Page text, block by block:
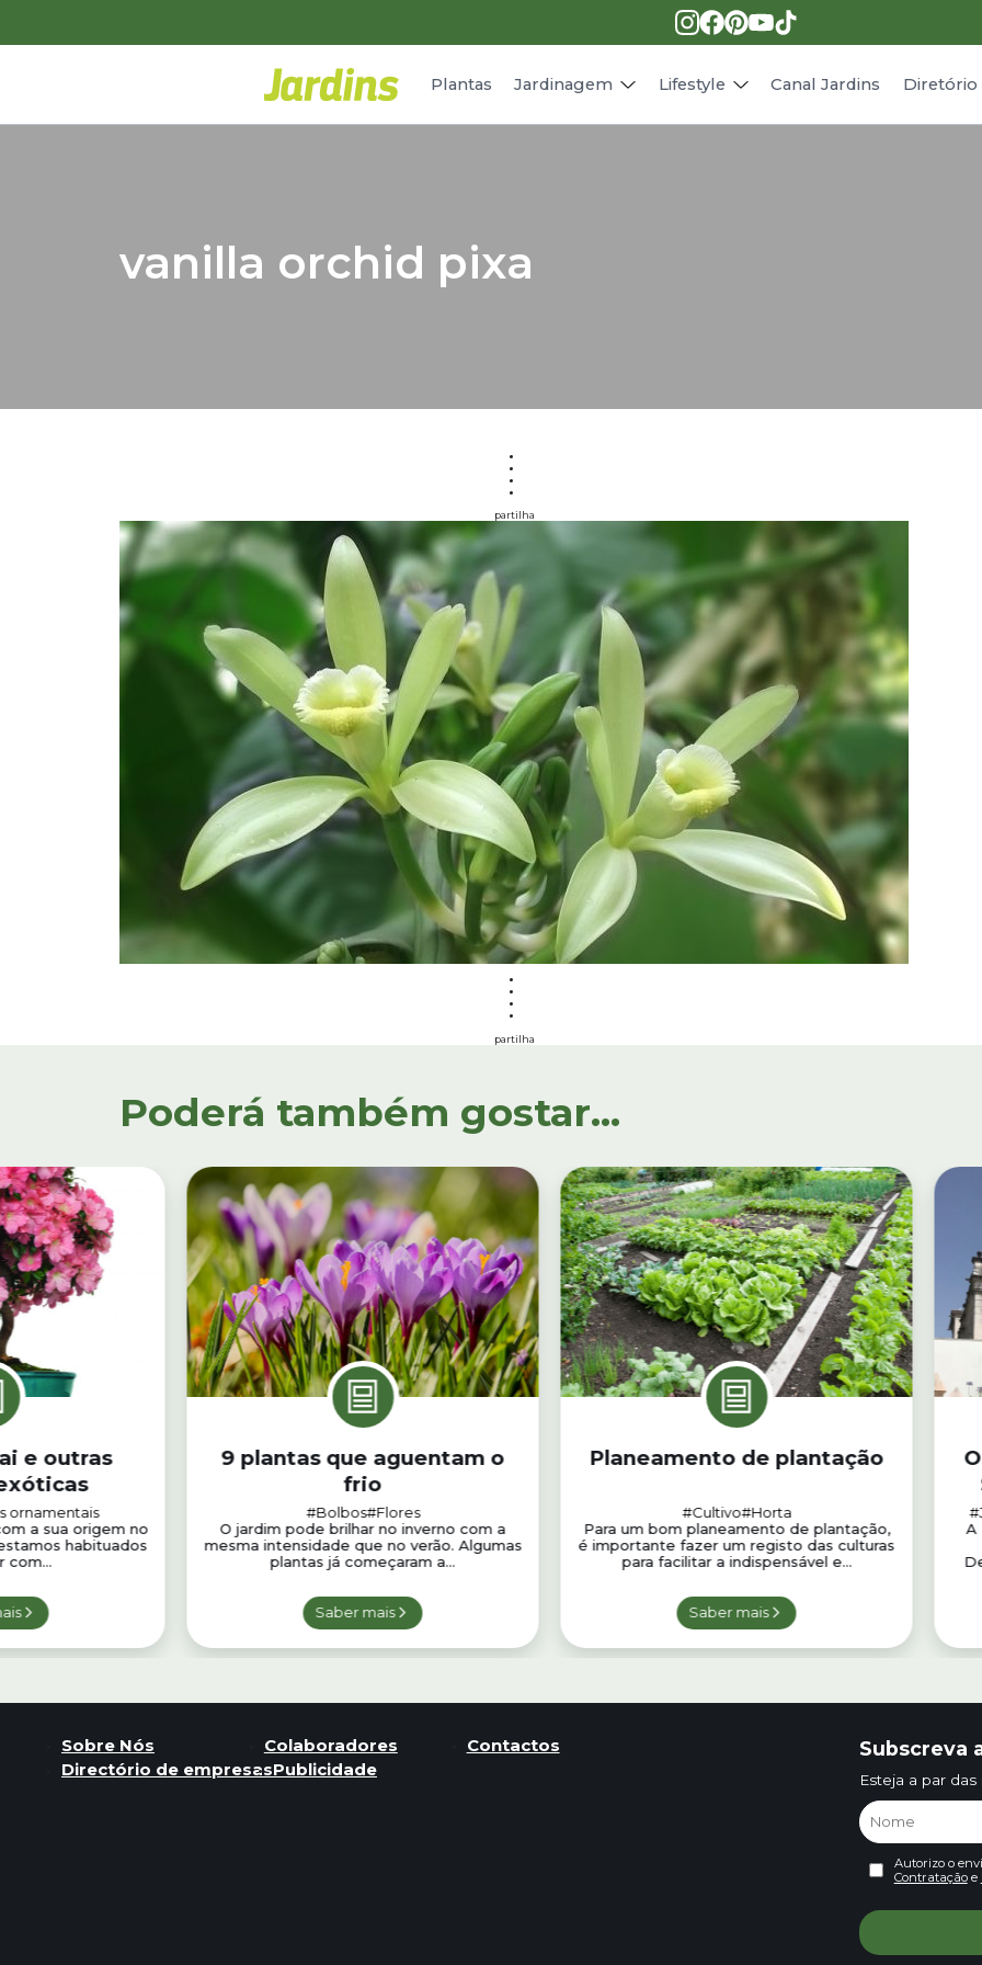
Plantas Jardinagem Lifestyle
Receitas
Canal Jardins Diretório
vanilla orchid pixa
partilha
partilha
Poderá também gostar...
e outras
ornamentais
a sua origem no
habituados
com...
9 plantas que aguentam o
frio
#Bolbos#Flores
O jardim pode brilhar no inverno com a
mesma intensidade que no verão. Algumas
plantas já começaram a...
Saber mais
Planeamento de plantação
#Cultivo#Horta
Para um bom planeamento de plantação,
é importante fazer um registo das culturas
para facilitar a indispensável e...
Saber mais
A
Sobre Nós Colaboradores
Contactos
Directório de empresasPublicidade
Subscreva
Esteja a par
Autorizo o
Contrataçãoe